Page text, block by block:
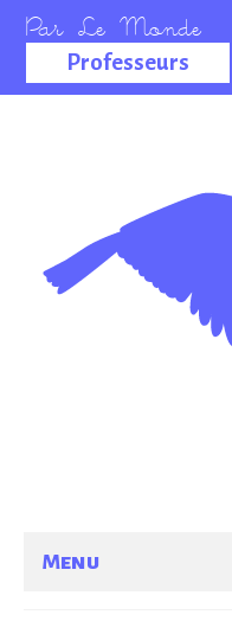
Professeurs
La
Menu